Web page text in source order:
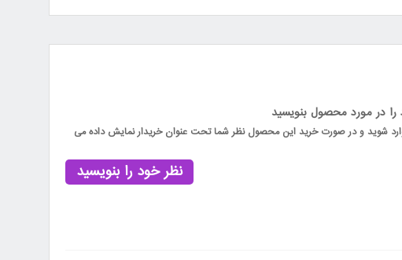
در مورد محصول بنویسید
شوید و در صورت خرید این محصول نظر شما تحت عنوان خریدار نمایش داده می
نظر خود را بنویسید